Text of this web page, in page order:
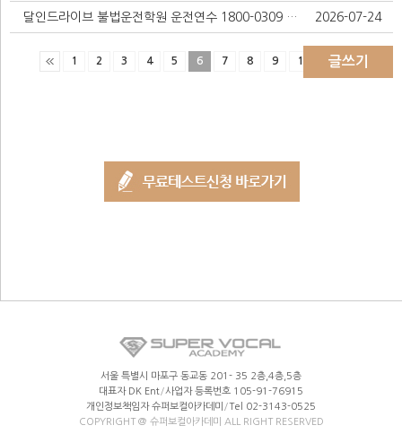
달인드라이브 불법운전학원 운전연수 1800-0309 대한민국 불법운전학원 카르텔 신고합니다. 부평운전연수 초보탈출 극복 과정 후기 2026-07-24
1 2 3 4 5 6 7 8 9 10 글쓰기
서울 특별시 마포구 동교동 201- 35 2층,4층,5층
대표자 DK Ent/사업자 등록번호 105-91-76915
개인정보책임자 슈퍼보컬아카데미 /Tel 02-3143-0525
COPYRIGHT @ 슈퍼보컬아카데미 ALL RIGHT RESERVED